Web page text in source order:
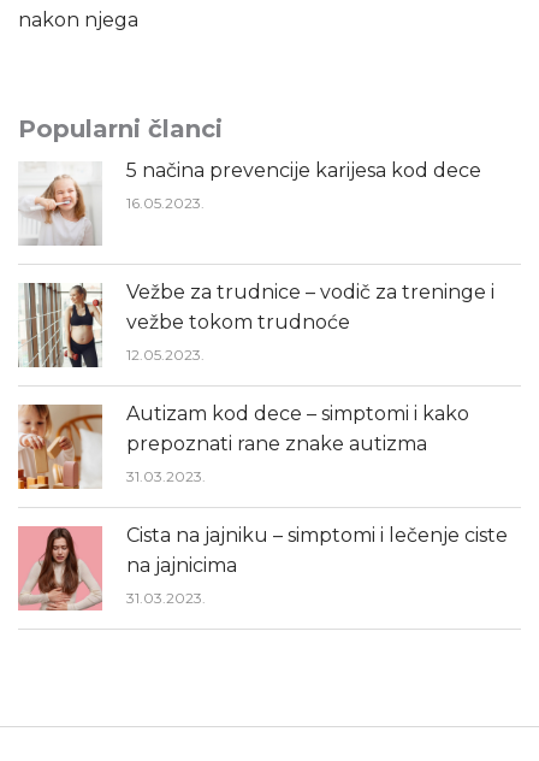
nakon njega
Popularni članci
5 načina prevencije karijesa kod dece
16.05.2023.
Vežbe za trudnice – vodič za treninge i
vežbe tokom trudnoće
12.05.2023.
Autizam kod dece – simptomi i kako
prepoznati rane znake autizma
31.03.2023.
Cista na jajniku – simptomi i lečenje ciste
na jajnicima
31.03.2023.